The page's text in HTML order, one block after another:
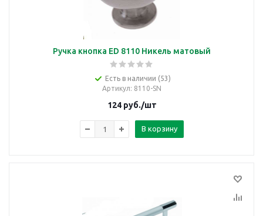
Ручка кнопка ED 8110 Никель матовый
Есть в наличии (53)
Артикул: 8110-SN
124руб./шт
В корзину